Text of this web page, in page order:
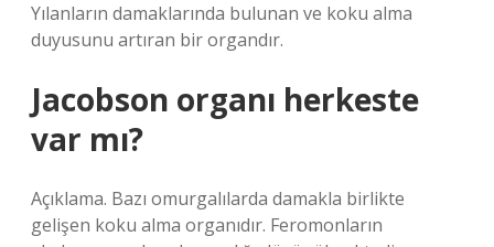
Yılanların damaklarında bulunan ve koku alma
duyusunu artıran bir organdır.
Jacobson organı herkeste
var mı?
Açıklama. Bazı omurgalılarda damakla birlikte
gelişen koku alma organıdır. Feromonların